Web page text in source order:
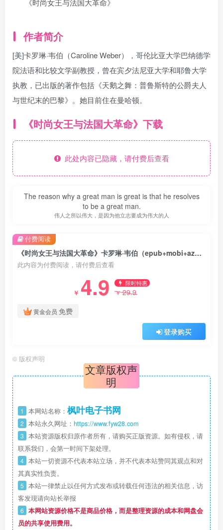
《时尚女王与法国大革命》
作者简介
[美]卡罗琳·韦伯（Caroline Weber），哥伦比亚大学巴纳德学
院法语和比较文学副教授，曾在宾夕法尼亚大学和耶鲁大学
执教，已出版的著作包括《天鹅之舞：普鲁斯特的公爵夫人
与世纪末的巴黎》。她目前住在曼哈顿。
《时尚女王与法国大革命》下载
此处内容已隐藏，请付费后查看
The reason why a great man is great is that he resolves
to be a great man.
伟人之所以伟大，是因为他立志要成为伟大的人
《时尚女王与法国大革命》卡罗琳·韦伯（epub+mobi+azw3+pdf）
此内容为付费阅读，请付费后查看
￥ 4.9 限时特惠
￥29.9
黄金会员 免费
登录购买
付费阅读
© 版权声明
文章版权声
明
1 本网站名称： 枫叶电子书网
2 本站永久网址： https://www.fyw28.com
3 本站资源版权归原作者所有，请购买正版资源。如有侵权，请
联系我们，会第一时间下架处理。
4 本站一切资源不代表本站立场，并不代表本站赞同其观点和对
其真实性负责。
5 本站一律禁止以任何方式发布或转载任何违法的相关信息，访
客发现请向站长举报
6 本网站资源价格不是商品价格，而是整理资源的成本和网盘会
员的共享使用费用。